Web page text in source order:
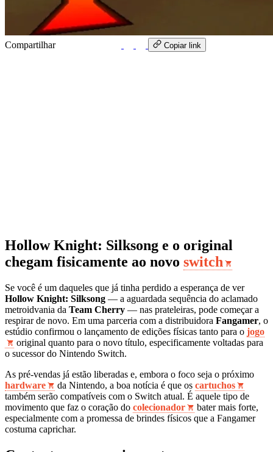
Compartilhar Copiar link
Hollow Knight: Silksong e o original
chegam fisicamente ao novo switch
Se você é um daqueles que já tinha perdido a esperança de ver
Hollow Knight: Silksong — a aguardada sequência do aclamado
metroidvania da Team Cherry — nas prateleiras, pode começar a
respirar de novo. Em uma parceria com a distribuidora Fangamer, o
estúdio confirmou o lançamento de edições físicas tanto para o jogo
original quanto para o novo título, especificamente voltadas para
o sucessor do Nintendo Switch.
As pré-vendas já estão liberadas e, embora o foco seja o próximo
hardware
da Nintendo, a boa notícia é que os cartuchos
também serão compatíveis com o Switch atual. É aquele tipo de
movimento que faz o coração do colecionador
bater mais forte,
especialmente com a promessa de brindes físicos que a Fangamer
costuma caprichar.